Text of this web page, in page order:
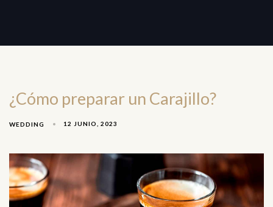
¿Cómo preparar un Carajillo?
WEDDING 12 JUNIO, 2023